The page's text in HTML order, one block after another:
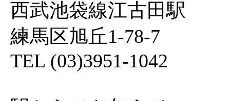
西武池袋線江古田駅
練馬区旭丘1-78-7
TEL (03)3951-1042